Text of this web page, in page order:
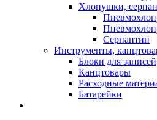
Хлопушки,
Серпантин
Инструменты,
Блоки для
Канцтовары
Расходные
Батарейки